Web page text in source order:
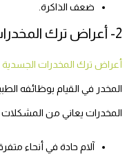
ضعف الذاكرة.
2- أعراض ترك المخدرات الجسدية
أعراض ترك المخدرات الجسدية
المخدر في القيام بوظائفه
المخدرات يعاني من المشكلات
آلام حادة في أنحاء